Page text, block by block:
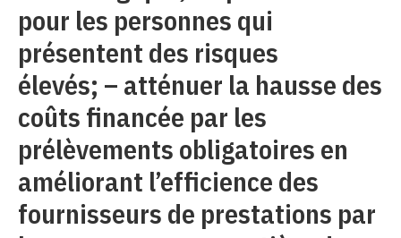
pour les personnes qui
présentent des risques
élevés; – atténuer la hausse des
coûts financée par les
prélèvements obligatoires en
améliorant l’efficience des
fournisseurs de prestations par